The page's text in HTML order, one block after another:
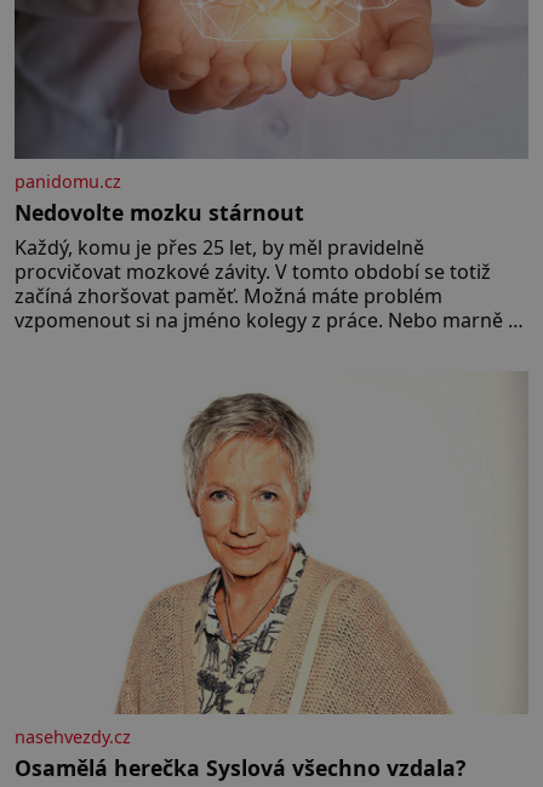
panidomu.cz
Nedovolte mozku stárnout
Každý, komu je přes 25 let, by měl pravidelně
procvičovat mozkové závity. V tomto období se totiž
začíná zhoršovat paměť. Možná máte problém
vzpomenout si na jméno kolegy z práce. Nebo marně v
rozhodla stávkovat. Cvičte
nasehvezdy.cz
Osamělá herečka Syslová všechno vzdala?